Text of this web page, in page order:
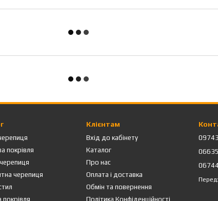
покрівля
черепиця
Клієнтам
Вхід до кабінету
Каталог
Про нас
Оплата і доставка
Обмін та повернення
Політика Конфіденційності